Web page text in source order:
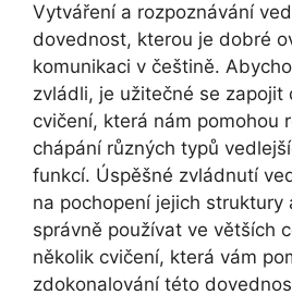
Vytváření a rozpoznávání
dovednost, kterou je dobré
komunikaci v češtině.
zvládli, je užitečné se zapojit
cvičení, která nám pomohou
chápání různých typů
funkcí. Úspěšné zvládnutí
na pochopení jejich struktury
správně používat ve větších
několik cvičení, která vám
zdokonalování této